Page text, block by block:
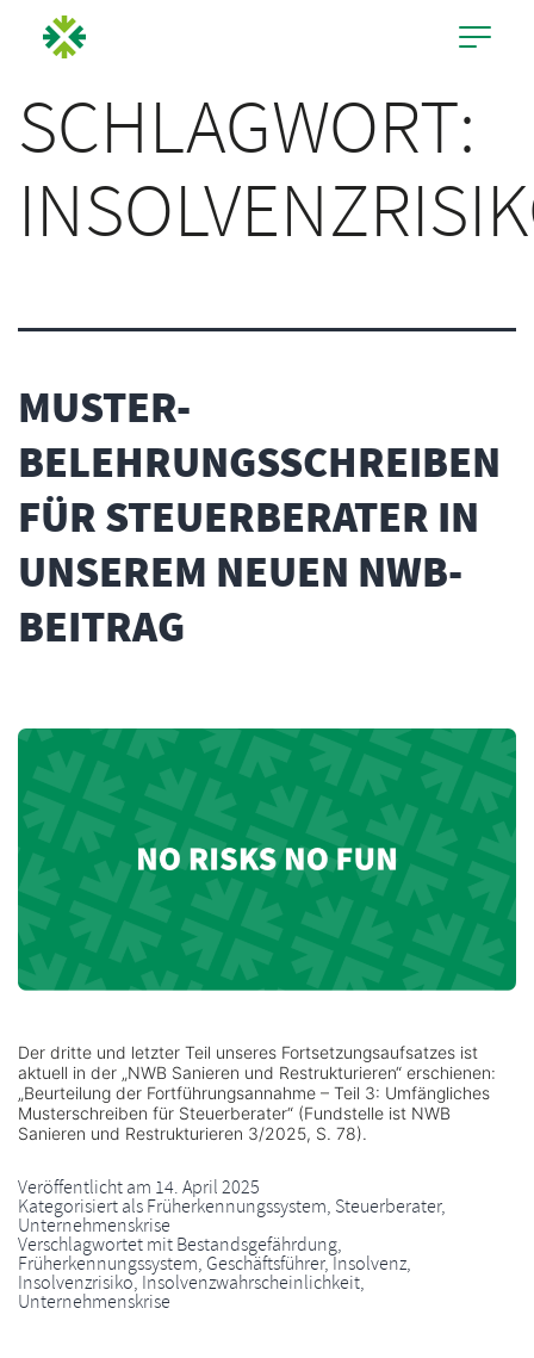
SCHLAGWORT:
MUSTER-
BELEHRUNGSSCHREIBEN
FÜR STEUERBERATER IN
UNSEREM NEUEN NWB-
BEITRAG
Der dritte und letzter Teil unseres Fortsetzungsaufsatzes ist
aktuell in der „NWB Sanieren und Restrukturieren“ erschienen:
„Beurteilung der Fortführungsannahme – Teil 3: Umfängliches
Musterschreiben für Steuerberater“ (Fundstelle ist NWB
Sanieren und Restrukturieren 3/2025, S. 78).
Veröffentlicht am 14. April 2025
Kategorisiert alsFrüherkennungssystem, Steuerberater,
Unternehmenskrise
Verschlagwortet mitBestandsgefährdung,
Früherkennungssystem, Geschäftsführer,Insolvenz,
Insolvenzrisiko, Insolvenzwahrscheinlichkeit,
Unternehmenskrise